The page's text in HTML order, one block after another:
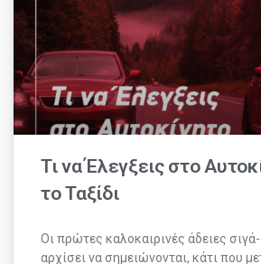
Τι να Έλεγξεις στο
το Ταξίδι
Οι πρώτες καλοκαιρινές άδειες
αρχίσει να σημειώνονται, κάτι που